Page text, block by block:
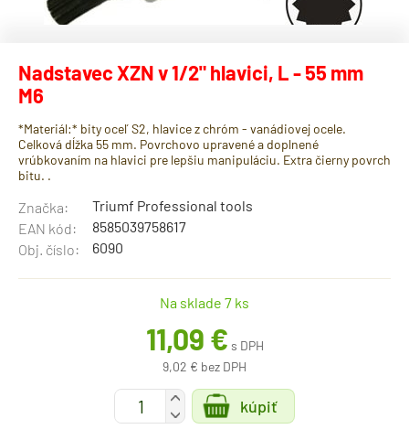
Nadstavec XZN v 1/2" hlavici, L - 55 mm
M6
*Materiál:* bity oceľ S2, hlavice z chróm - vanádiovej ocele.
Celková dĺžka 55 mm. Povrchovo upravené a doplnené
vrúbkovaním na hlavici pre lepšiu manipuláciu. Extra čierny povrch
bitu. .
Značka:
Triumf Professional tools
EAN kód:
8585039758617
Obj. číslo:
6090
Na sklade 7 ks
11,09 € s DPH
9,02 € bez DPH
+
-
kúpiť